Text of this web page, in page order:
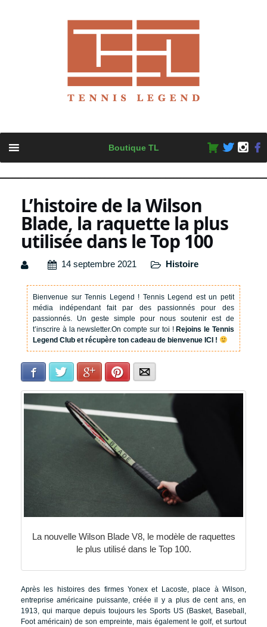
content
Boutique TL
L’histoire de la Wilson
Blade, la raquette la plus
utilisée dans le Top 100
14 septembre 2021 Histoire
Bienvenue sur Tennis Legend ! Tennis Legend est un petit
média indépendant fait par des passionnés pour des
passionnés. Un geste simple pour nous soutenir est de
t’inscrire à la newsletter.On compte sur toi !Rejoins le Tennis
Legend Club et récupère ton cadeau de bienvenue ICI !
Facebook Twitter Google+Pinterest
La nouvelle Wilson Blade V8, le modèle de raquettes
le plus utilisé dans le Top 100.
Après les histoires des firmes Yonex et Lacoste, place à Wilson,
entreprise américaine puissante, créée il y a plus de cent ans, en
1913, qui marque depuis toujours les Sports US (Basket, Baseball,
Foot américain) de son empreinte, mais également le golf, et surtout